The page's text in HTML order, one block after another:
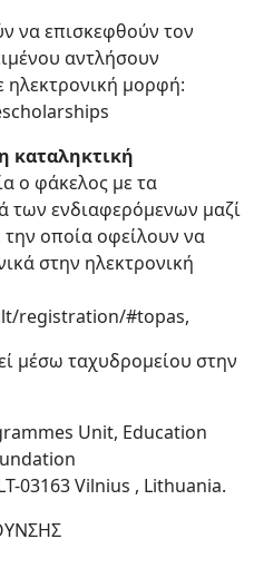
να επισκεφθούν τoν
αντλήσουν
ηλεκτρονική μορφή:
καταληκτική
ο φάκελος με τα
των ενδιαφερόμενων μαζί
οποία οφείλουν να
στην ηλεκτρονική
registration/#topas,
μέσω ταχυδρομείου στην
Unit, Education
03163 Vilnius , Lithuania.